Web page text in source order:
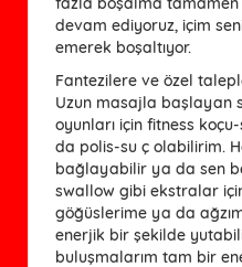
devam ediyoruz, içim
emerek boşaltıyor.
Fantezilere ve özel
Uzun masajla başlayan
oyunları için fitness
da polis-su ç olabilirim.
bağlayabilir ya da sen
swallow gibi ekstralar
göğüslerime ya da
enerjik bir şekilde
buluşmalarım tam bir